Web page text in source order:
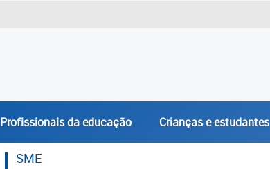
Profissionais da educação Crianças e estudantes
SME